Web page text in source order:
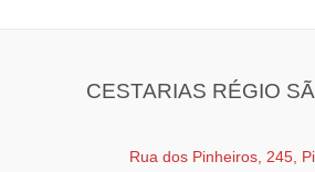
As
podem
ser
na
CESTARIAS RÉGIO
Rua dos Pinheiros, 245,